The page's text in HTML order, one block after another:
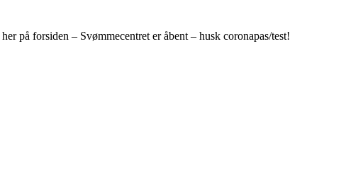
her på forsiden – Svømmecentret er åbent – husk coronapas/test!